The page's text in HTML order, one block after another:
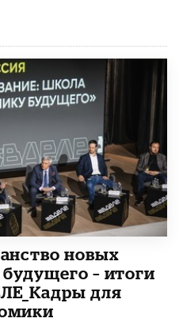
новых
– итоги
для